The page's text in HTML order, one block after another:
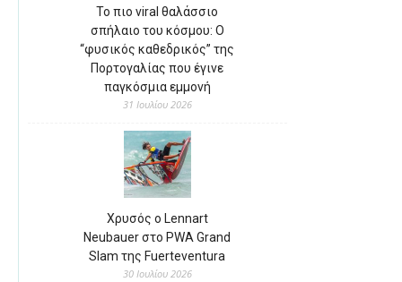
Το πιο viral θαλάσσιο
σπήλαιο του κόσμου: Ο
“φυσικός καθεδρικός” της
Πορτογαλίας που έγινε
παγκόσμια εμμονή
31 Ιουλίου 2026
Χρυσός ο Lennart
Neubauer στο PWA Grand
Slam της Fuerteventura
30 Ιουλίου 2026